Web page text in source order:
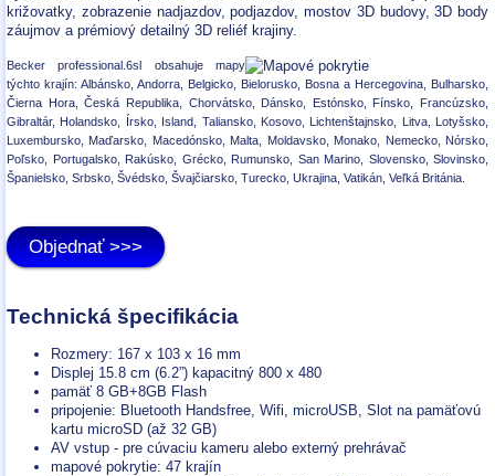
križovatky, zobrazenie nadjazdov, podjazdov, mostov 3D budovy, 3D body
záujmov a prémiový detailný 3D reliéf krajiny.
Becker professional.6sl obsahuje mapy
týchto krajín: Albánsko, Andorra, Belgicko, Bielorusko, Bosna a Hercegovina, Bulharsko,
Čierna Hora, Česká Republika, Chorvátsko, Dánsko, Estónsko, Fínsko, Francúzsko,
Gibraltár, Holandsko, Írsko, Island, Taliansko, Kosovo, Lichtenštajnsko, Litva, Lotyšsko,
Luxembursko, Maďarsko, Macedónsko, Malta, Moldavsko, Monako, Nemecko, Nórsko,
Poľsko, Portugalsko, Rakúsko, Grécko, Rumunsko, San Marino, Slovensko, Slovinsko,
Španielsko, Srbsko, Švédsko, Švajčiarsko, Turecko, Ukrajina, Vatikán, Veľká Británia.
Objednať >>>
Technická špecifikácia
Rozmery: 167 x 103 x 16 mm
Displej 15.8 cm (6.2”) kapacitný 800 x 480
pamäť 8 GB+8GB Flash
pripojenie: Bluetooth Handsfree, Wifi, microUSB, Slot na pamäťovú
kartu microSD (až 32 GB)
AV vstup - pre cúvaciu kameru alebo externý prehrávač
mapové pokrytie: 47 krajín